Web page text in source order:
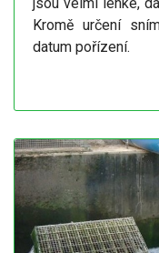
jsou velmi lehké,
Kromě určení
datum pořízení.